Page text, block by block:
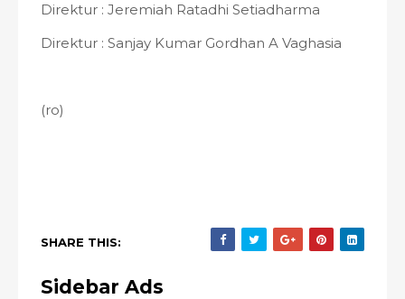
Direktur : Jeremiah Ratadhi Setiadharma
Direktur : Sanjay Kumar Gordhan A Vaghasia
(ro)
SHARE THIS:
Sidebar Ads